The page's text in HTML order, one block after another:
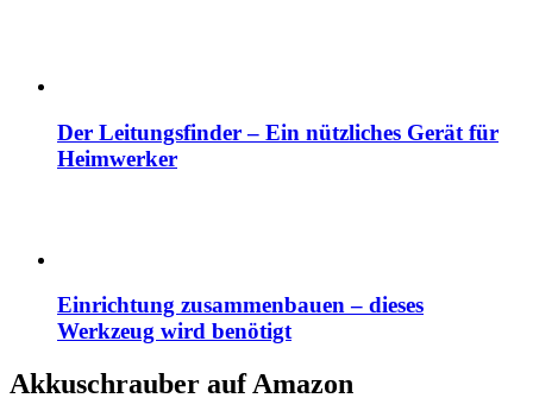
Der Leitungsfinder – Ein nützliches Gerät für
Heimwerker
Einrichtung zusammenbauen – dieses
Werkzeug wird benötigt
Akkuschrauber auf Amazon